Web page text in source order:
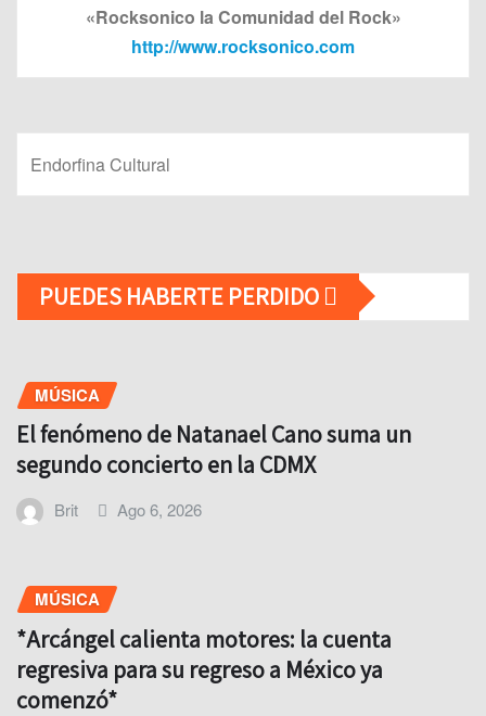
«Rocksonico la Comunidad del Rock»
http://www.rocksonico.com
Endorfina Cultural
PUEDES HABERTE PERDIDO
MÚSICA
El fenómeno de Natanael Cano suma un
segundo concierto en la CDMX
Brit Ago 6, 2026
MÚSICA
*Arcángel calienta motores: la cuenta
regresiva para su regreso a México ya
comenzó*